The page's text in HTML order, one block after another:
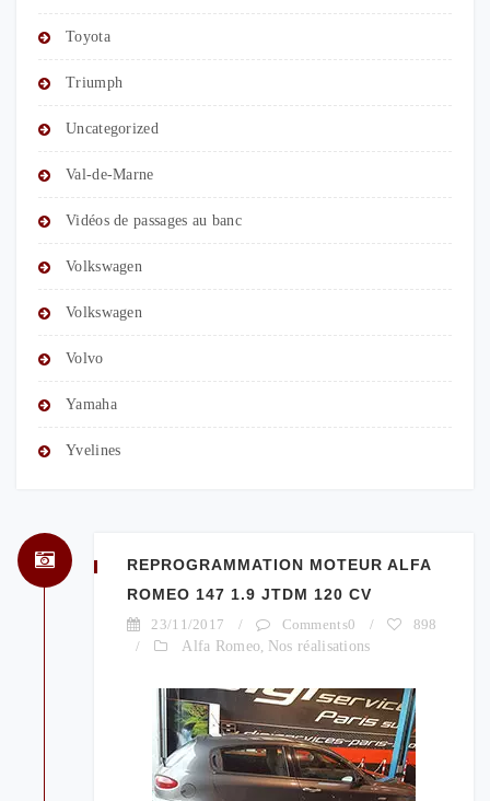
Toyota
Triumph
Uncategorized
Val-de-Marne
Vidéos de passages au banc
Volkswagen
Volkswagen
Volvo
Yamaha
Yvelines
REPROGRAMMATION MOTEUR ALFA
ROMEO 147 1.9 JTDM 120 CV
23/11/2017 / Comments0 /
898
/
Alfa Romeo, Nos réalisations